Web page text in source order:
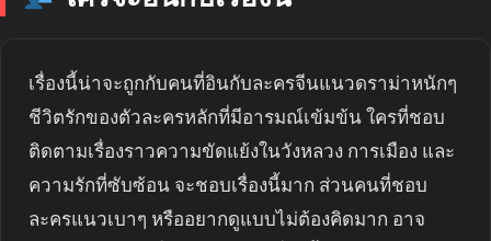
เรื่องนี้น่าจะถูกกับคนที่อินกับละครจีนแนวดราม่าหนักๆ
ชีวิตรักของตัวละครหลักที่มีอารมณ์เข้มข้น ใครที่ชอบ
ติดตามเรื่องราวความขัดแย้งในวังหลวง การเมือง และ
ความรักที่ซับซ้อน จะชอบเรื่องนี้มาก ส่วนคนที่ชอบ
ละครแนวเบาๆ หรืออยากดูแบบไม่ต้องคิดมาก อาจ